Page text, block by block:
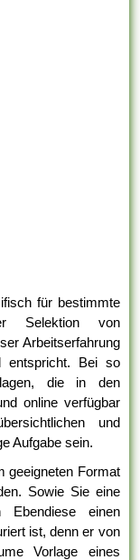
für bestimmte
Selektion von
Arbeitserfahrung
entspricht. Bei so
die in den
online verfügbar
und
Aufgabe sein.
geeigneten Format
Sowie Sie eine
Ebendiese einen
ist, denn er von
Vorlage eines